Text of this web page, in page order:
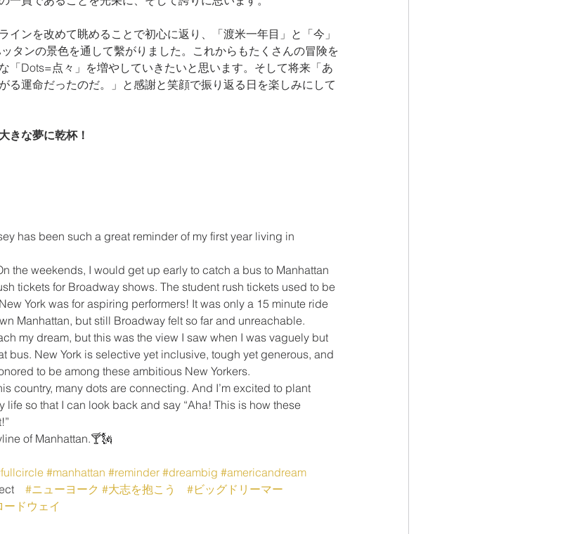
インを改めて眺めることで初心に返り、「渡米一年目」と「今」
タンの景色を通して繫がりました。これからもたくさんの冒険を
「Dots=点々」を増やしていきたいと思います。そして将来「あ
る運命だったのだ。」と感謝と笑顔で振り返る日を楽しみにして
きな夢に乾杯！
has been such a great reminder of my first year living in
the weekends, I would get up early to catch a bus to Manhattan
tickets for Broadway shows. The student rush tickets used to be
York was for aspiring performers! It was only a 15 minute ride
Manhattan, but still Broadway felt so far and unreachable.
my dream, but this was the view I saw when I was vaguely but
bus. New York is selective yet inclusive, tough yet generous, and
to be among these ambitious New Yorkers.
country, many dots are connecting. And I’m excited to plant
so that I can look back and say “Aha! This is how these
of Manhattan.🍸🗽
#manhattan #reminder #dreambig #americandream
#ニューヨーク #大志を抱こう
#ビッグドリーマー
ードウェイ